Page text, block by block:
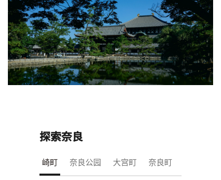
探索奈良
崎町 奈良公园 大宫町 奈良町​​